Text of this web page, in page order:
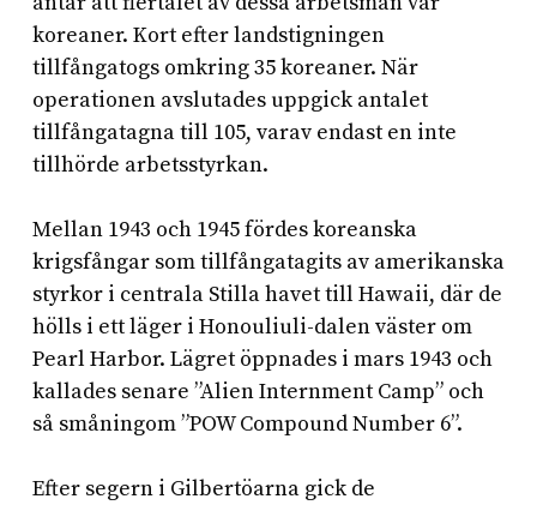
koreaner. Kort efter landstigningen
tillfångatogs omkring 35 koreaner. När
operationen avslutades uppgick antalet
tillfångatagna till 105, varav endast en inte
tillhörde arbetsstyrkan.
Mellan 1943 och 1945 fördes koreanska
krigsfångar som tillfångatagits av amerikanska
styrkor i centrala Stilla havet till Hawaii, där de
hölls i ett läger i Honouliuli-dalen väster om
Pearl Harbor. Lägret öppnades i mars 1943 och
kallades senare ”Alien Internment Camp” och
så småningom ”POW Compound Number 6”.
Efter segern i Gilbertöarna gick de